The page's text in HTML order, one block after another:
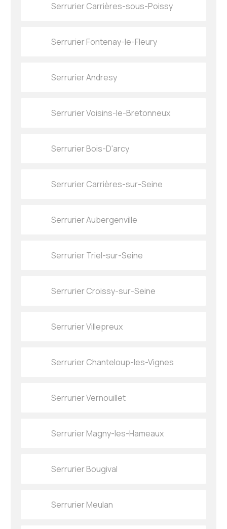
Serrurier Carrières-sous-Poissy
Serrurier Fontenay-le-Fleury
Serrurier Andresy
Serrurier Voisins-le-Bretonneux
Serrurier Bois-D'arcy
Serrurier Carrières-sur-Seine
Serrurier Aubergenville
Serrurier Triel-sur-Seine
Serrurier Croissy-sur-Seine
Serrurier Villepreux
Serrurier Chanteloup-les-Vignes
Serrurier Vernouillet
Serrurier Magny-les-Hameaux
Serrurier Bougival
Serrurier Meulan